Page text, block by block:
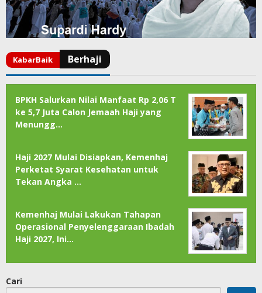
BPKH Salurkan Nilai Manfaat Rp 2,06 T
ke 5,7 Juta Calon Jemaah Haji yang
Menungg…
Haji 2027 Mulai Disiapkan, Kemenhaj
Perketat Syarat Kesehatan untuk
Tekan Angka …
Kemenhaj Mulai Lakukan Tahapan
Operasional Penyelenggaraan Ibadah
Haji 2027, Ini…
Cari